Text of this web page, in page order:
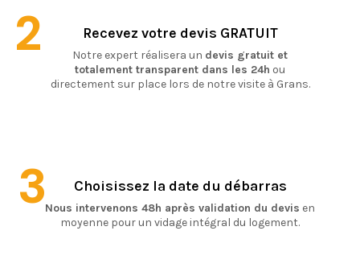
Recevez votre devis GRATUIT
Notre expert réalisera un devis gratuit et
totalement transparent dans les 24h ou
directement sur place lors de notre visite à Grans.
2
Choisissez la date du débarras
Nous intervenons 48h après validation du devis en
moyenne pour un vidage intégral du logement.
3